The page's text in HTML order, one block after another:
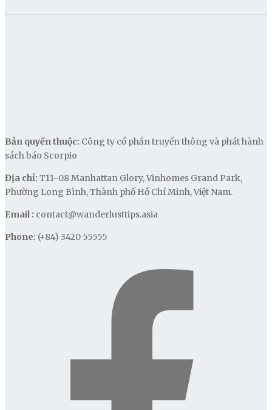
Bản quyền thuộc: Công ty cổ phần truyền thông và phát hành
sách báo Scorpio
Địa chỉ: T11-08 Manhattan Glory, Vinhomes Grand Park,
Phường Long Bình, Thành phố Hồ Chí Minh, Việt Nam.
Email : contact@wanderlusttips.asia
Phone: (+84) 3420 55555